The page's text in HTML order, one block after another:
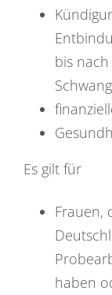
bis
Es gilt für
Frauen,
haben